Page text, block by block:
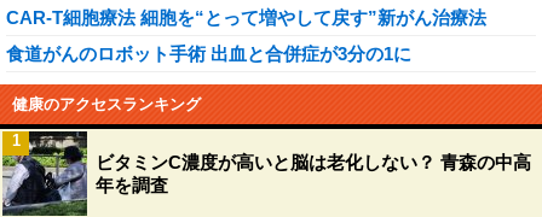
CAR-T細胞療法 細胞を“とって増やして戻す”新がん治療法
食道がんのロボット手術 出血と合併症が3分の1に
健康のアクセスランキング
ビタミンC濃度が高いと脳は老化しない？ 青森の中高
年を調査
1